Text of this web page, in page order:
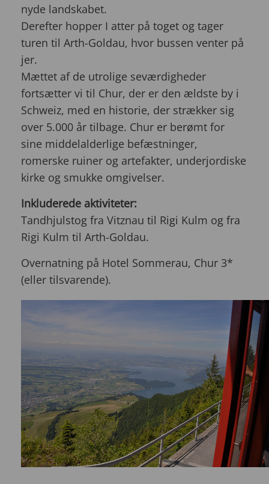
nyde landskabet.
Derefter hopper I atter på toget og tager
turen til Arth-Goldau, hvor bussen venter på
jer.
Mættet af de utrolige seværdigheder
fortsætter vi til Chur, der er den ældste by i
Schweiz, med en historie, der strækker sig
over 5.000 år tilbage. Chur er berømt for
sine middelalderlige befæstninger,
romerske ruiner og artefakter, underjordiske
kirke og smukke omgivelser.
Inkluderede aktiviteter:
Tandhjulstog fra Vitznau til Rigi Kulm og fra
Rigi Kulm til Arth-Goldau.
Overnatning på Hotel Sommerau, Chur 3*
(eller tilsvarende).